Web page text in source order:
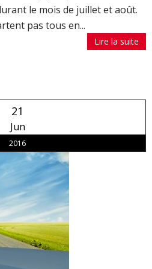
le mois de juillet et août.
pas tous en...
Lire la suite
21
Jun
2016